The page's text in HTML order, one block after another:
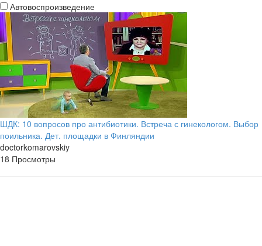
Автовоспроизведение
ШДК: 10 вопросов про антибиотики. Встреча с гинекологом. Выбор
поильника. Дет. площадки в Финляндии
doctorkomarovskiy
18 Просмотры